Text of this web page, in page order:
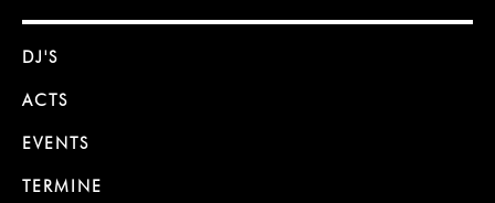
DJ'S
ACTS
EVENTS
TERMINE